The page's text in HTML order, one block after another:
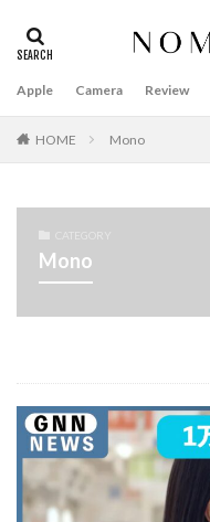
Apple Camera Review
HOME Mono
Mono
タグ
35mm F1.4 DG II | Art
Apple Gemini
Apple Ring
Apple Watch 2024
Apple Watch SE2